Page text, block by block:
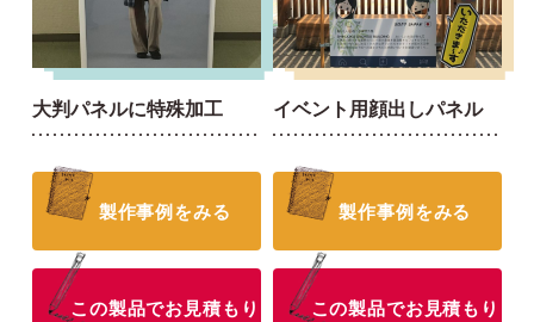
大判パネルに特殊加工
製作事例をみる
この製品でお見積もり
イベント用顔出しパネル
製作事例をみる
この製品でお見積もり